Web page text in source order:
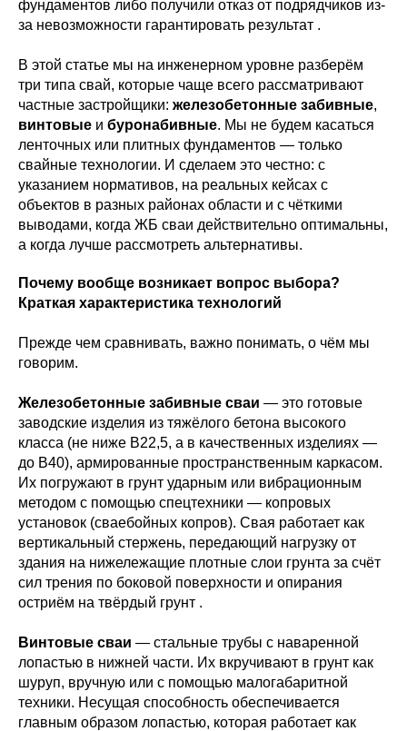
фундаментов либо получили отказ от подрядчиков из-
за невозможности гарантировать результат .
В этой статье мы на инженерном уровне разберём
три типа свай, которые чаще всего рассматривают
частные застройщики: железобетонные забивные,
винтовые и буронабивные. Мы не будем касаться
ленточных или плитных фундаментов — только
свайные технологии. И сделаем это честно: с
указанием нормативов, на реальных кейсах с
объектов в разных районах области и с чёткими
выводами, когда ЖБ сваи действительно оптимальны,
а когда лучше рассмотреть альтернативы.
Почему вообще возникает вопрос выбора?
Краткая характеристика технологий
Прежде чем сравнивать, важно понимать, о чём мы
говорим.
Железобетонные забивные сваи — это готовые
заводские изделия из тяжёлого бетона высокого
класса (не ниже В22,5, а в качественных изделиях —
до В40), армированные пространственным каркасом.
Их погружают в грунт ударным или вибрационным
методом с помощью спецтехники — копровых
установок (сваебойных копров). Свая работает как
вертикальный стержень, передающий нагрузку от
здания на нижележащие плотные слои грунта за счёт
сил трения по боковой поверхности и опирания
остриём на твёрдый грунт .
Винтовые сваи — стальные трубы с наваренной
лопастью в нижней части. Их вкручивают в грунт как
шуруп, вручную или с помощью малогабаритной
техники. Несущая способность обеспечивается
главным образом лопастью, которая работает как